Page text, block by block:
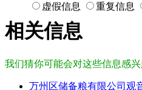
虚假信息
重复信息
相关信息
我们猜你可能会对这些信息感
万州区储备粮有限公司观